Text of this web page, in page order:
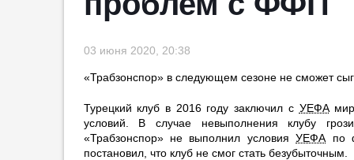
Фэнтези-
00:56
2
призывает Инфантино уйти в
отставку
Мяч Марадоны «Рука Бога»
выставлен на аукцион за 10 млн
евро
03 июня 2020, 20:38
«Трабзонспор» в следующем сезоне не сможет
Турецкий клуб в 2016 году заключил с УЕФА
условий. В случае невыполнения клубу
«Трабзонспор» не выполнил условияУЕФА по
постановил, что клуб не смог стать безубыточным.